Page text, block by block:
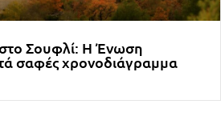
Σουφλί: Η Ένωση
σαφές χρονοδιάγραμμα